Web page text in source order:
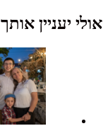
אולי יעניין אותך